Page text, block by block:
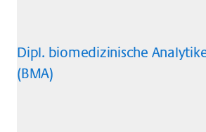
Dipl. biomedizinische
(BMA)